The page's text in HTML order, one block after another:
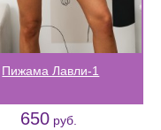
Пижама Лавли-1
650 руб.